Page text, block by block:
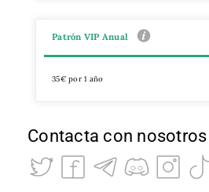
Patrón VIP Anual
35€ por 1 año
Contacta con nosotros